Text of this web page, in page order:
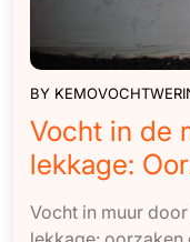
BY
Vocht in de
lekkage:
Vocht in muur